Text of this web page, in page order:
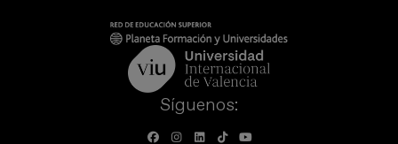
Síguenos: